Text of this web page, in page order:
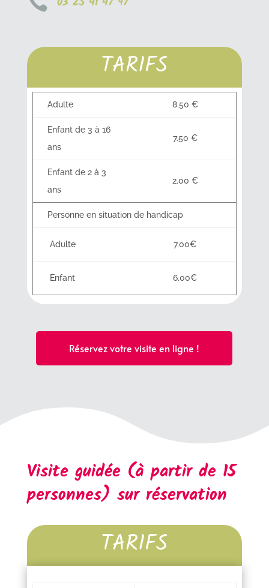
TARIFS
Adulte 8.50 €
Enfant de 3 à 16
ans
7.50 €
Enfant de 2 à 3
ans
2.00 €
Personne en situation de handicap
Adulte 7.00€
Enfant 6.00€
Réservez votre visite en ligne !
Visite guidée (à partir de 15
personnes) sur réservation
TARIFS